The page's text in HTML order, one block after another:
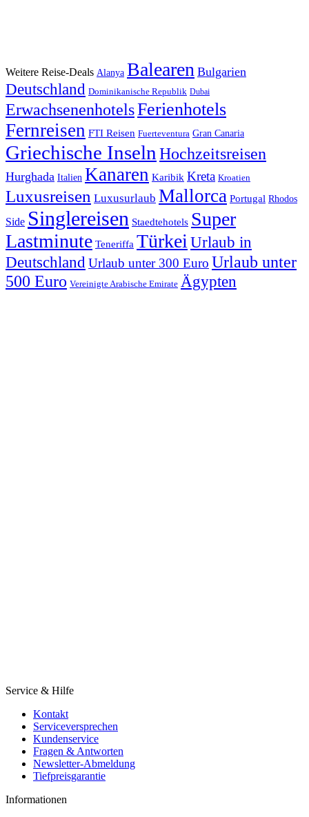
Weitere Reise-Deals Alanya Balearen Bulgarien
Deutschland Dominikanische Republik Dubai
ErwachsenenhotelsFerienhotels
Fernreisen FTI Reisen Fuerteventura Gran Canaria
Griechische Inseln Hochzeitsreisen
Hurghada Italien Kanaren Karibik Kreta Kroatien
Luxusreisen Luxusurlaub Mallorca Portugal Rhodos
Side Singlereisen Staedtehotels Super
Lastminute Teneriffa Türkei Urlaub in
Deutschland Urlaub unter 300 Euro Urlaub unter
500 Euro Vereinigte Arabische Emirate Ägypten
Service & Hilfe
Kontakt
Serviceversprechen
Kundenservice
Fragen & Antworten
Newsletter-Abmeldung
Tiefpreisgarantie
Informationen